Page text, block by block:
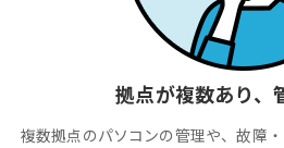
拠点が複数あり、
複数拠点のパソコンの管理や、故障